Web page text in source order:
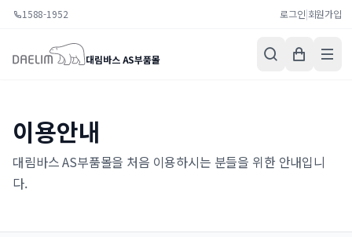
1588-1952 로그인|회원가입
대림바스 AS부품몰
이용안내
대림바스 AS부품몰을 처음 이용하시는 분들을 위한 안내입니
다.